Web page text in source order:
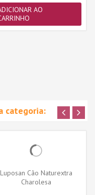
AO
categoria:
Luposan Cão Naturextra
Charolesa